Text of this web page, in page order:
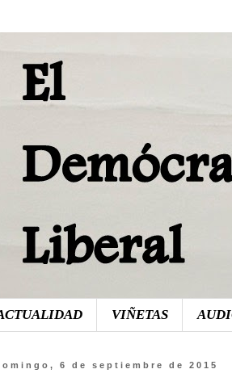
VIÑETAS
6 de septiembre de 2015